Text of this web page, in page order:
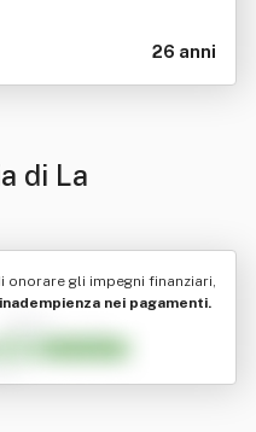
26 anni
di La
gli impegni finanziari,
nei pagamenti.